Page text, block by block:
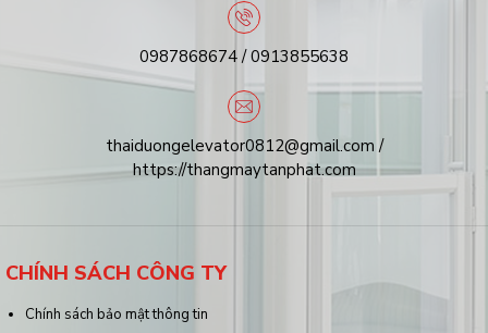
0987868674 / 0913855638
thaiduongelevator0812@gmail.com /
https://thangmaytanphat.com
CHÍNH SÁCH CÔNG TY
Chính sách bảo mật thông tin